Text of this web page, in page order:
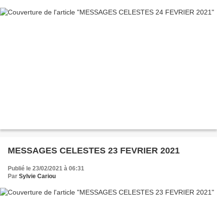
MESSAGES CELESTES 23 FEVRIER 2021
Publié le 23/02/2021 à 06:31
Par Sylvie Cariou